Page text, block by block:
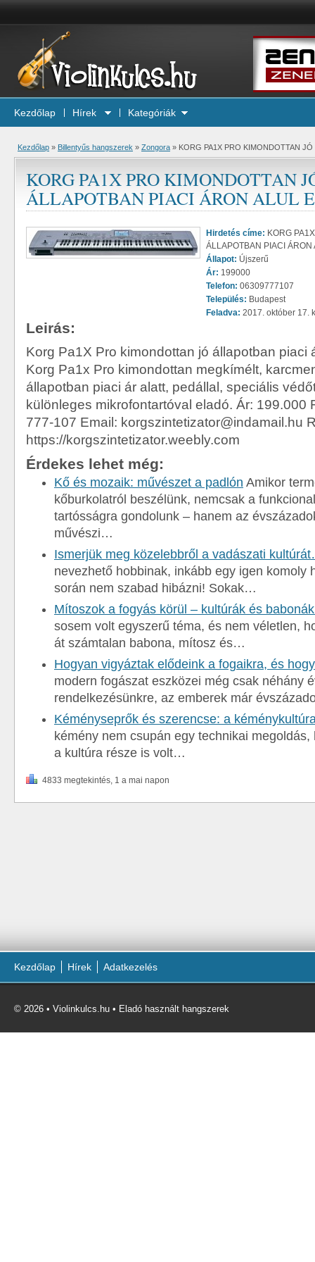
Kezdőlap Hírek Kategóriák
Kezdőlap » Billentyűs hangszerek » Zongora » KORG PA1X PRO KIMONDOTTAN
KORG PA1X PRO KIMONDOTTAN
ÁLLAPOTBAN PIACI ÁRON ALUL
Hirdetés címe: KORG
ÁLLAPOTBAN PIACI ÁRON
Állapot: Újszerű
Ár: 199000
Telefon: 06309777107
Település: Budapest
Feladva: 2017. október 17.
Leirás:
Korg Pa1X Pro kimondottan jó állapotban piaci
Korg Pa1x Pro kimondottan megkímélt,
állapotban piaci ár alatt, pedállal, speciális
különleges mikrofontartóval eladó. Ár: 199.000
777-107 Email: korgszintetizator@indamail.hu
https://korgszintetizator.weebly.com
Érdekes lehet még:
Kő és mozaik: művészet a padlón Amikor
kőburkolatról beszélünk, nemcsak a
tartósságra gondolunk – hanem az
művészi…
Ismerjük meg közelebbről a vadászati
nevezhető hobbinak, inkább egy igen komoly
során nem szabad hibázni! Sokak…
Mítoszok a fogyás körül – kultúrák és
sosem volt egyszerű téma, és nem véletlen,
át számtalan babona, mítosz és…
Hogyan vigyáztak elődeink a fogaikra, és
modern fogászat eszközei még csak néhány
rendelkezésünkre, az emberek már
Kéményseprők és szerencse: a
kémény nem csupán egy technikai
a kultúra része is volt…
4833 megtekintés, 1 a mai napon
Kezdőlap Hírek Adatkezelés
© 2026 • Violinkulcs.hu • Eladó használt hangszerek